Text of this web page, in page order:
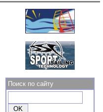
Поиск по сайту